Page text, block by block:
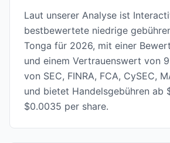
Laut unserer Analyse ist
bestbewertete niedrige
Tonga für 2026, mit einer
und einem Vertrauenswert von
von SEC, FINRA, FCA, CySEC,
und bietet Handelsgebühren ab
$0.0035 per share.